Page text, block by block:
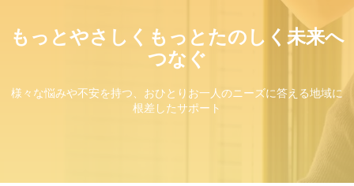
もっとやさしくもっとたのしく未来へ
つなぐ
様々な悩みや不安を持つ、おひとりお一人のニーズに答える地域に
根差したサポート